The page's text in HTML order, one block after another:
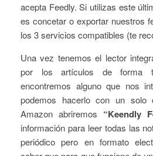
acepta Feedly. Si utilizas este
es concetar o exportar nuestros
los 3 servicios compatibles (te
Una vez tenemos el lector
por los artículos de forma
encontremos alguno que nos
podemos hacerlo con un
Amazon abriremos “Keendly
información para leer todas las
periódico pero en formato